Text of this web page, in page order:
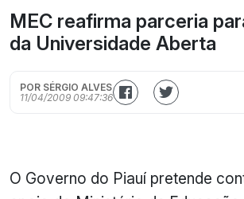
MEC reafirma parceria
da Universidade Aberta
POR SÉRGIO ALVES
11/04/2009 09:47:36
O Governo do Piauí pretende